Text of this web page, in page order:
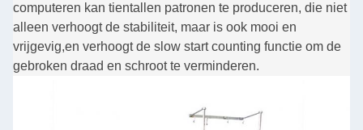
computeren kan tientallen patronen te produceren, die niet
alleen verhoogt de stabiliteit, maar is ook mooi en
vrijgevig,en verhoogt de slow start counting functie om de
gebroken draad en schroot te verminderen.